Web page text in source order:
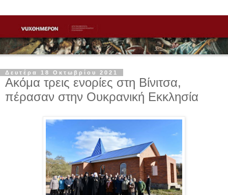
Δευτέρα 18 Οκτωβρίου 2021
Ακόμα τρεις ενορίες στη Βίνιτσα,
πέρασαν στην Ουκρανική Εκκλησία